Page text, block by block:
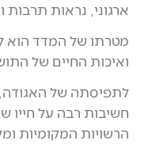
ארגוני, נראות
מטרתו של המדד הוא
ואיכות החיים של
לתפיסתה של
חשיבות רבה על חייו
הרשויות המקומיות